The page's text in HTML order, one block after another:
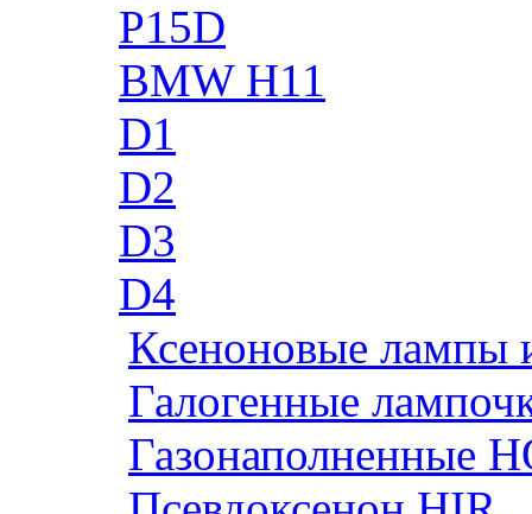
P15D
BMW H11
D1
D2
D3
D4
Ксеноновые лампы
Галогенные
Газонаполненные